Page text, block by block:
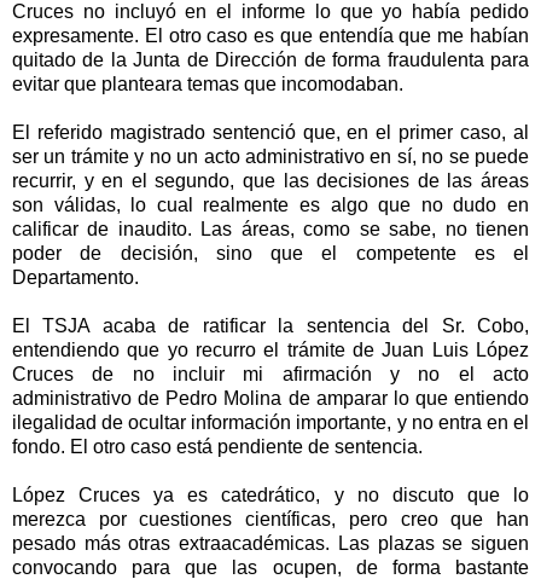
Cruces no incluyó en el informe lo que yo había pedido
expresamente. El otro caso es que entendía que me habían
quitado de la Junta de Dirección de forma fraudulenta para
evitar que planteara temas que incomodaban.
El referido magistrado sentenció que, en el primer caso, al
ser un trámite y no un acto administrativo en sí, no se puede
recurrir, y en el segundo, que las decisiones de las áreas
son válidas, lo cual realmente es algo que no dudo en
calificar de inaudito. Las áreas, como se sabe, no tienen
poder de decisión, sino que el competente es el
Departamento.
El TSJA acaba de ratificar la sentencia del Sr. Cobo,
entendiendo que yo recurro el trámite de Juan Luis López
Cruces de no incluir mi afirmación y no el acto
administrativo de Pedro Molina de amparar lo que entiendo
ilegalidad de ocultar información importante, y no entra en el
fondo. El otro caso está pendiente de sentencia.
López Cruces ya es catedrático, y no discuto que lo
merezca por cuestiones científicas, pero creo que han
pesado más otras extraacadémicas. Las plazas se siguen
convocando para que las ocupen, de forma bastante